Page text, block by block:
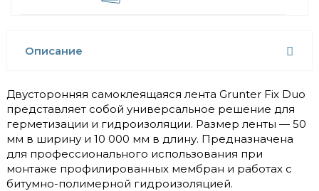
Описание
Двусторонняя самоклеящаяся лента Grunter Fix Duo
представляет собой универсальное решение для
герметизации и гидроизоляции. Размер ленты — 50
мм в ширину и 10 000 мм в длину. Предназначена
для профессионального использования при
монтаже профилированных мембран и работах с
битумно-полимерной гидроизоляцией.